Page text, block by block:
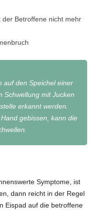
der Betroffene nicht mehr
auf den Speichel einer
Schwellung mit Jucken
erkannt werden.
gebissen, kann die
Symptome, ist
dann reicht in der Regel
Eispad auf die betroffene